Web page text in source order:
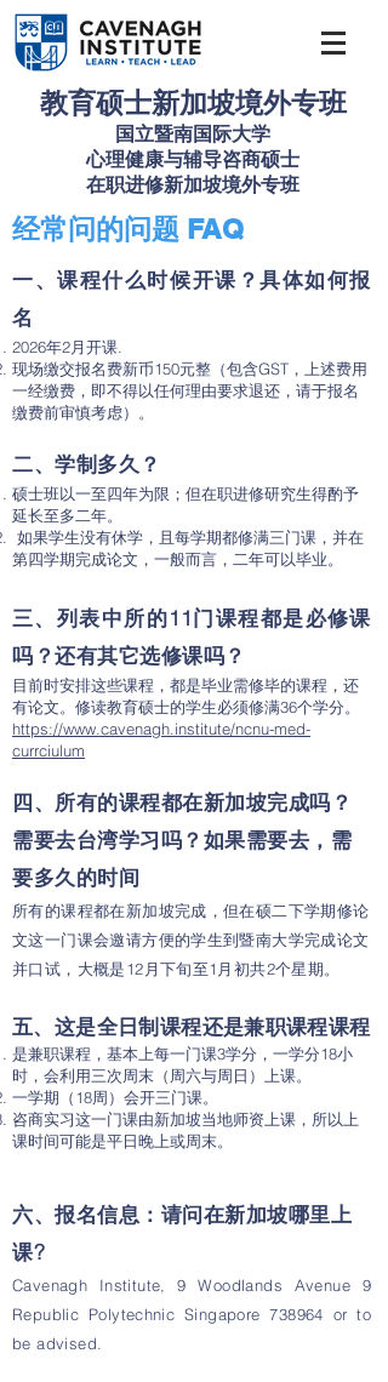
教育硕士新加坡境外专班
国立暨南国际大学
心理健康与辅导咨商硕士
在职进修新加坡境外专班
经常问的问题 FAQ
一、课程什么时候开课？具体如何报
名
2026年2月开课.
现场缴交报名费新币150元整（包含GST，上述费用
一经缴费，即不得以任何理由要求退还，请于报名
缴费前审慎考虑）。
二、学制多久？
硕士班以一至四年为限；但在职进修研究生得酌予
延长至多二年。
如果学生没有休学，且每学期都修满三门课，并在
第四学期完成论文，一般而言，二年可以毕业。
三、列表中所的11门课程都是必修课
吗？还有其它选修课吗？
目前时安排这些课程，都是毕业需修毕的课程，还
有论文。修读教育硕士的学生必须修满36个学分。
https://www.cavenagh.institute/ncnu-med-
currciulum
四、所有的课程都在新加坡完成吗？
需要去台湾学习吗？如果需要去，需
要多久的时间
所有的课程都在新加坡完成，但在硕二下学期修论
文这一门课会邀请方便的学生到暨南大学完成论文
并口试，大概是12月下旬至1月初共2个星期。
五、 这是全日制课程还是兼职课程课程
是兼职课程，基本上每一门课3学分，一学分18小
时，会利用三次周末（周六与周日）上课。
一学期（18周）会开三门课。
咨商实习这一门课由新加坡当地师资上课，所以上
课时间可能是平日晚上或周末。
六、报名信息：请问在新加坡哪里上
课?
Cavenagh Institute, 9 Woodlands Avenue 9
Republic Polytechnic Singapore 738964 or to
be advised.